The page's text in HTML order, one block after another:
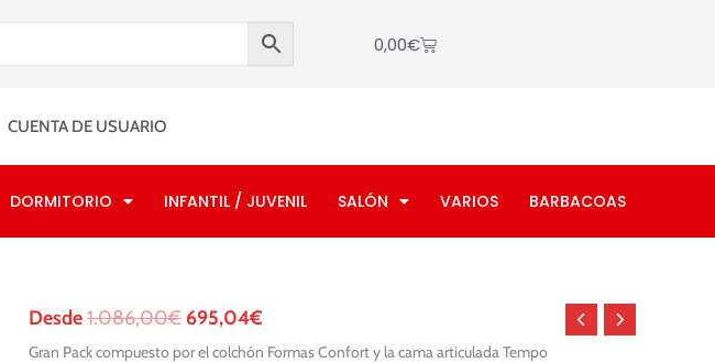
0,00€Cart
CUENTA DE USUARIO
DORMITORIO INFANTIL / JUVENIL SALÓN VARIOS BARBACOAS
Desde1.086,00€El
precio
695,04€
precio
Gran Pack compuesto por el colchón Formas Confort y la cama articulada Tempo